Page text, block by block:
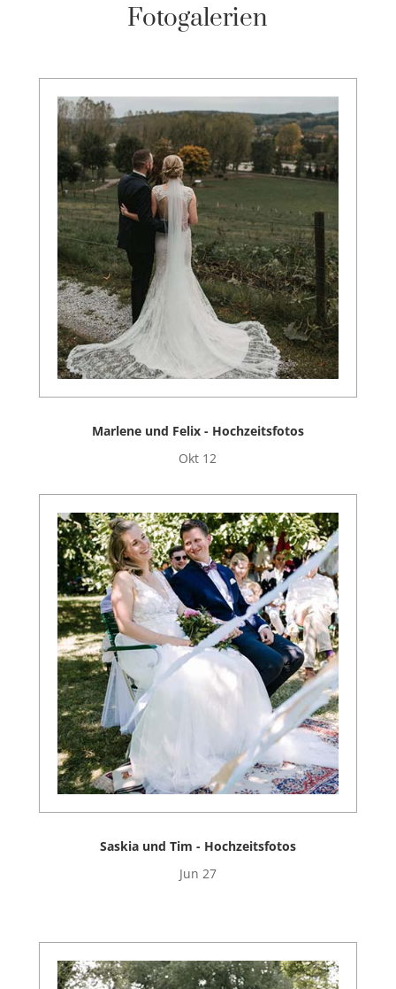
Fotogalerien
Marlene und Felix - Hochzeitsfotos
Okt 12
Saskia und Tim - Hochzeitsfotos
Jun 27